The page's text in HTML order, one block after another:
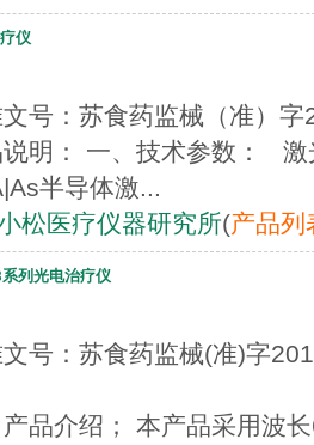
仪
文号：苏食药监械（准
说明： 一、技术参数： 激
半导体激...
松医疗仪器研究所(产品列
系列光电治疗仪
号：苏食药监械(准)字
品介绍； 本产品采用波